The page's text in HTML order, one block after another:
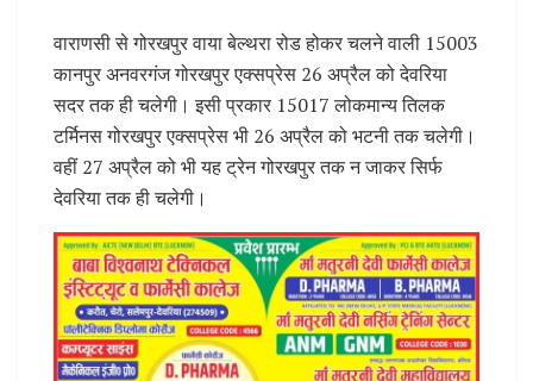
वाराणसी से गोरखपुर वाया बेल्थरा रोड होकर चलने वाली 15003
कानपुर अनवरगंज गोरखपुर एक्सप्रेस 26 अप्रैल को देवरिया
सदर तक ही चलेगी। इसी प्रकार 15017 लोकमान्य तिलक
टर्मिनस गोरखपुर एक्सप्रेस भी 26 अप्रैल को भटनी तक चलेगी।
वहीं 27 अप्रैल को भी यह ट्रेन गोरखपुर तक न जाकर सिर्फ
देवरिया तक ही चलेगी।